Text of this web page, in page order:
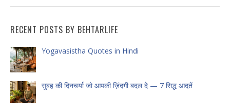
RECENT POSTS BY BEHTARLIFE
Yogavasistha Quotes in Hindi
सुबह की दिनचर्या जो आपकी ज़िंदगी बदल दे — 7 सिद्ध आदतें